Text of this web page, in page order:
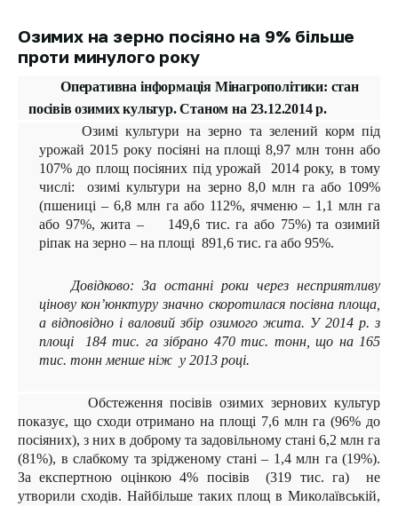
Озимих на зерно посіяно на 9% більше
проти минулого року
Оперативна інформація Мінагрополітики: стан
посівів озимих культур. Станом на 23.12.2014 р.
Озимі культури на зерно та зелений корм під
урожай 2015 року посіяні на площі 8,97 млн тонн або
107% до площ посіяних під урожай 2014 року, в тому
числі: озимі культури на зерно 8,0 млн га або 109%
(пшениці – 6,8 млн га або 112%, ячменю – 1,1 млн га
або 97%, жита – 149,6 тис. га або 75%) та озимий
ріпак на зерно – на площі 891,6 тис. га або 95%.
Довідково: За останні роки через несприятливу
цінову кон’юнктуру значно скоротилася посівна площа,
а відповідно і валовий збір озимого жита. У 2014 р. з
площі 184 тис. га зібрано 470 тис. тонн, що на 165
тис. тонн менше ніж у 2013 році.
Обстеження посівів озимих зернових культур
показує, що сходи отримано на площі 7,6 млн га (96% до
посіяних), з них в доброму та задовільному стані 6,2 млн га
(81%), в слабкому та зрідженому стані – 1,4 млн га (19%).
За експертною оцінкою 4% посівів (319 тис. га) не
утворили сходів. Найбільше таких площ в Миколаївській,